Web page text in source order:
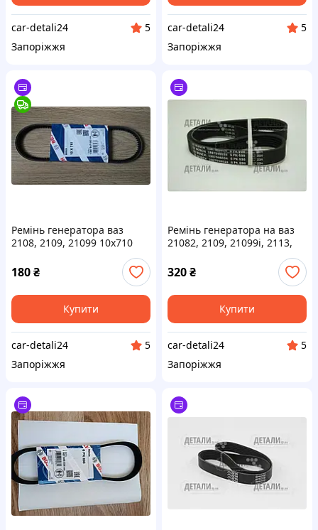
car-detali24
5
Запоріжжя
car-detali24
5
Запоріжжя
Ремінь генератора ваз
2108, 2109, 21099 10х710
180₴
Купити
car-detali24
5
Запоріжжя
Ремінь генератора на ваз
21082, 2109, 21099i, 2113,
2114, 2115 6PK698 BOSCH
320₴
Купити
car-detali24
5
Запоріжжя